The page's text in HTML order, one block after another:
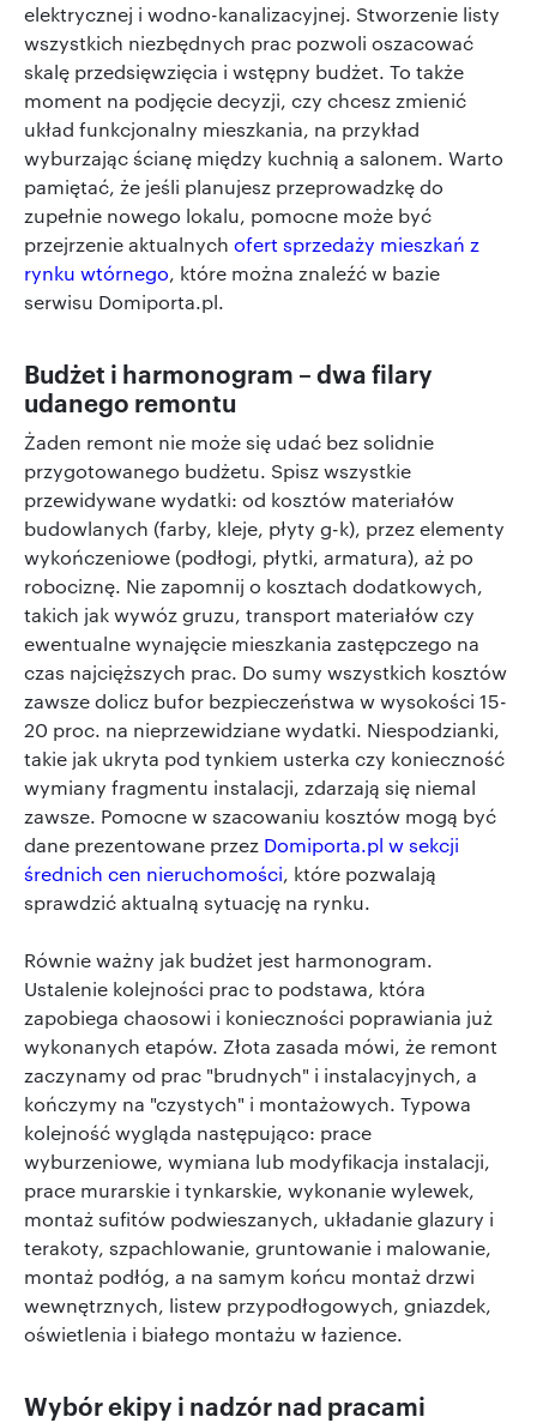
elektrycznej i wodno-kanalizacyjnej. Stworzenie listy
wszystkich niezbędnych prac pozwoli oszacować
skalę przedsięwzięcia i wstępny budżet. To także
moment na podjęcie decyzji, czy chcesz zmienić
układ funkcjonalny mieszkania, na przykład
wyburzając ścianę między kuchnią a salonem. Warto
pamiętać, że jeśli planujesz przeprowadzkę do
zupełnie nowego lokalu, pomocne może być
przejrzenie aktualnych ofert sprzedaży mieszkań z
rynku wtórnego, które można znaleźć w bazie
serwisu Domiporta.pl.
Budżet i harmonogram – dwa filary
udanego remontu
Żaden remont nie może się udać bez solidnie
przygotowanego budżetu. Spisz wszystkie
przewidywane wydatki: od kosztów materiałów
budowlanych (farby, kleje, płyty g-k), przez elementy
wykończeniowe (podłogi, płytki, armatura), aż po
robociznę. Nie zapomnij o kosztach dodatkowych,
takich jak wywóz gruzu, transport materiałów czy
ewentualne wynajęcie mieszkania zastępczego na
czas najcięższych prac. Do sumy wszystkich kosztów
zawsze dolicz bufor bezpieczeństwa w wysokości 15-
20 proc. na nieprzewidziane wydatki. Niespodzianki,
takie jak ukryta pod tynkiem usterka czy konieczność
wymiany fragmentu instalacji, zdarzają się niemal
zawsze. Pomocne w szacowaniu kosztów mogą być
dane prezentowane przez Domiporta.pl w sekcji
średnich cen nieruchomości, które pozwalają
sprawdzić aktualną sytuację na rynku.
Równie ważny jak budżet jest harmonogram.
Ustalenie kolejności prac to podstawa, która
zapobiega chaosowi i konieczności poprawiania już
wykonanych etapów. Złota zasada mówi, że remont
zaczynamy od prac "brudnych" i instalacyjnych, a
kończymy na "czystych" i montażowych. Typowa
kolejność wygląda następująco: prace
wyburzeniowe, wymiana lub modyfikacja instalacji,
prace murarskie i tynkarskie, wykonanie wylewek,
montaż sufitów podwieszanych, układanie glazury i
terakoty, szpachlowanie, gruntowanie i malowanie,
montaż podłóg, a na samym końcu montaż drzwi
wewnętrznych, listew przypodłogowych, gniazdek,
oświetlenia i białego montażu w łazience.
Wybór ekipy i nadzór nad pracami